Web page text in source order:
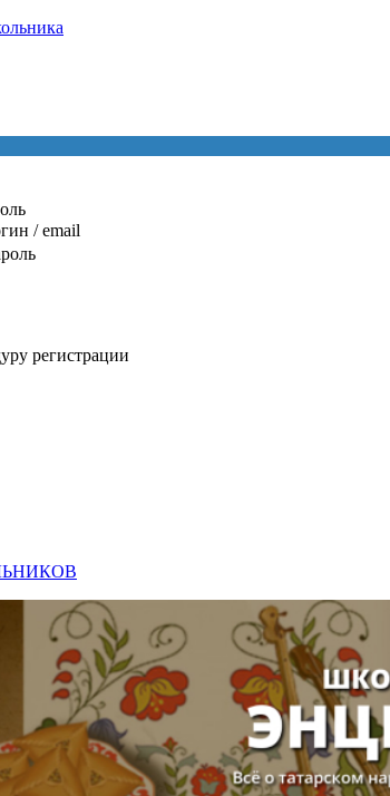
/ email
регистрации